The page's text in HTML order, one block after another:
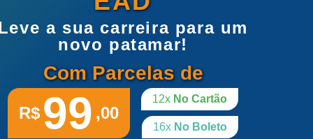
a sua carreira para um
novo patamar!
Com Parcelas de
R$ 99 ,00
12x No Cartão
16x No Boleto